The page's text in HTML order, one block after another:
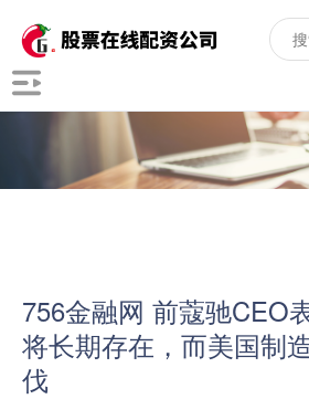
756金融网 前蔻驰CEO
将长期存在，而美国制
伐